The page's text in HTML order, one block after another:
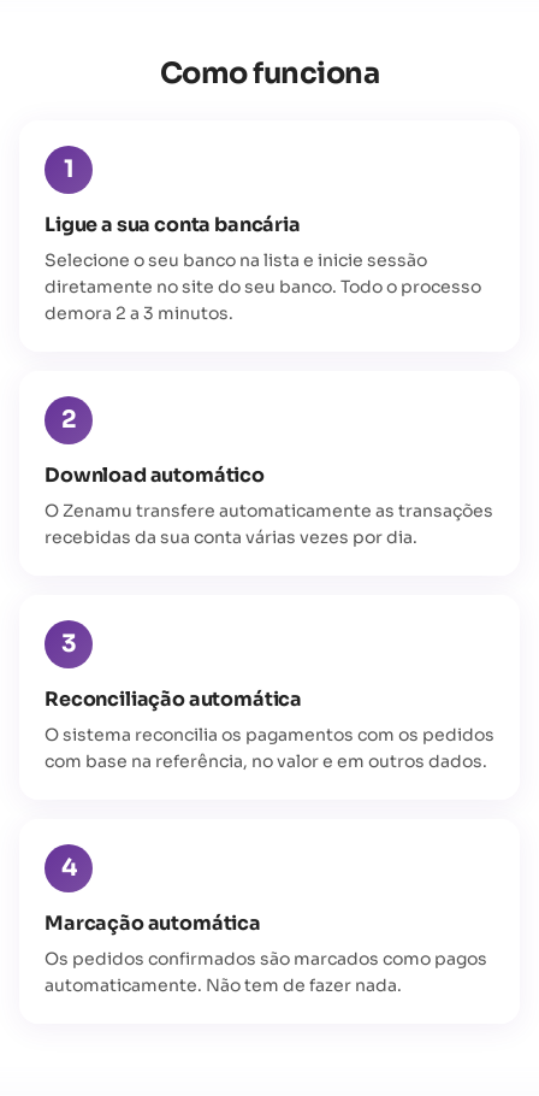
Como funciona
1
Ligue a sua conta bancária
Selecione o seu banco na lista e inicie sessão
diretamente no site do seu banco. Todo o processo
demora 2 a 3 minutos.
2
Download automático
O Zenamu transfere automaticamente as transações
recebidas da sua conta várias vezes por dia.
3
Reconciliação automática
O sistema reconcilia os pagamentos com os pedidos
com base na referência, no valor e em outros dados.
4
Marcação automática
Os pedidos confirmados são marcados como pagos
automaticamente. Não tem de fazer nada.